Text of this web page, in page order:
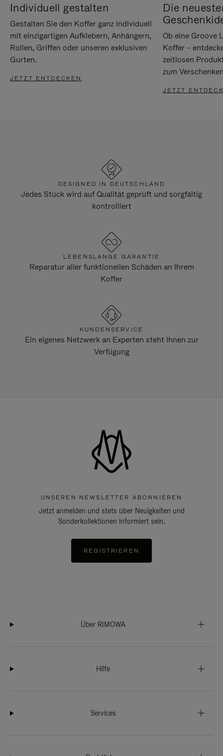
Individuell gestalten
Gestalten Sie den Koffer ganz individuell
mit einzigartigen Aufklebern, Anhängern,
Rollen, Griffen oder unseren exklusiven
Gurten.
JETZT ENTDECKEN
Die
Ob eine Groove
Koffer –
zeitlosen
zum
JETZT
DESIGNED IN DEUTSCHLAND
Jedes Stück wird auf Qualität geprüft und sorgfältig
kontrolliert
LEBENSLANGE GARANTIE
Reparatur aller funktionellen Schäden an Ihrem
Koffer
KUNDENSERVICE
Ein eigenes Netzwerk an Experten steht Ihnen zur
Verfügung
UNSEREN NEWSLETTER ABONNIEREN
Jetzt anmelden und stets über Neuigkeiten und
Sonderkollektionen informiert sein.
REGISTRIEREN
Über RIMOWA
Hilfe
Services